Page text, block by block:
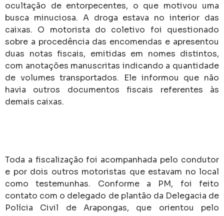
ocultação de entorpecentes, o que motivou uma
busca minuciosa. A droga estava no interior das
caixas. O motorista do coletivo foi questionado
sobre a procedência das encomendas e apresentou
duas notas fiscais, emitidas em nomes distintos,
com anotações manuscritas indicando a quantidade
de volumes transportados. Ele informou que não
havia outros documentos fiscais referentes às
demais caixas.
Toda a fiscalização foi acompanhada pelo condutor
e por dois outros motoristas que estavam no local
como testemunhas. Conforme a PM, foi feito
contato com o delegado de plantão da Delegacia de
Polícia Civil de Arapongas, que orientou pelo